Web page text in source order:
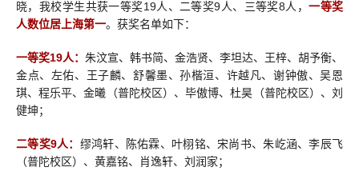
晓，我校学生共获一等奖19人、二等奖9人、三等奖8人，一等奖
人数位居上海第一。获奖名单如下：
一等奖19人： 朱汶宣、韩书简、金浩贤、李坦达、王梓、胡予衡、
金点、左佑、王子麟、舒馨墨、孙楷洹、许越凡、谢钟傲、吴恩
琪、程乐平、金曦（普陀校区）、毕傲博、杜昊（普陀校区）、刘
健坤；
二等奖9人： 缪鸿轩、陈佑霖、叶栩铭、宋尚书、朱屹涵、李辰飞
（普陀校区）、黄嘉铭、肖逸轩、刘润家；